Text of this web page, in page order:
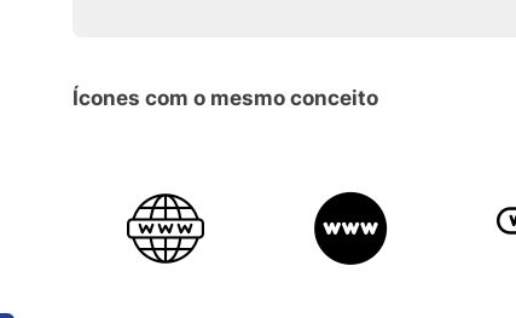
Ícones com o mesmo conceito